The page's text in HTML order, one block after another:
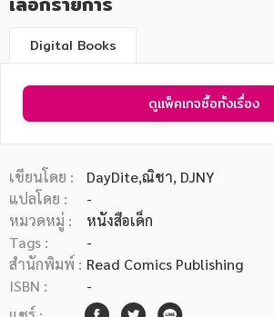
หมวดหมู่หนังสือ
หมวดหมู่ยอดนิยม
Digital Books
ดูแพ็คเกจซื้อทั้งเรื่อง
เขียนโดย : DayDite,ณิชา, DJNY
แปลโดย :
-
หมวดหมู่ :
หนังสือเด็ก
Tags :
-
สำนักพิมพ์ : Read Comics Publishing
ISBN :
-